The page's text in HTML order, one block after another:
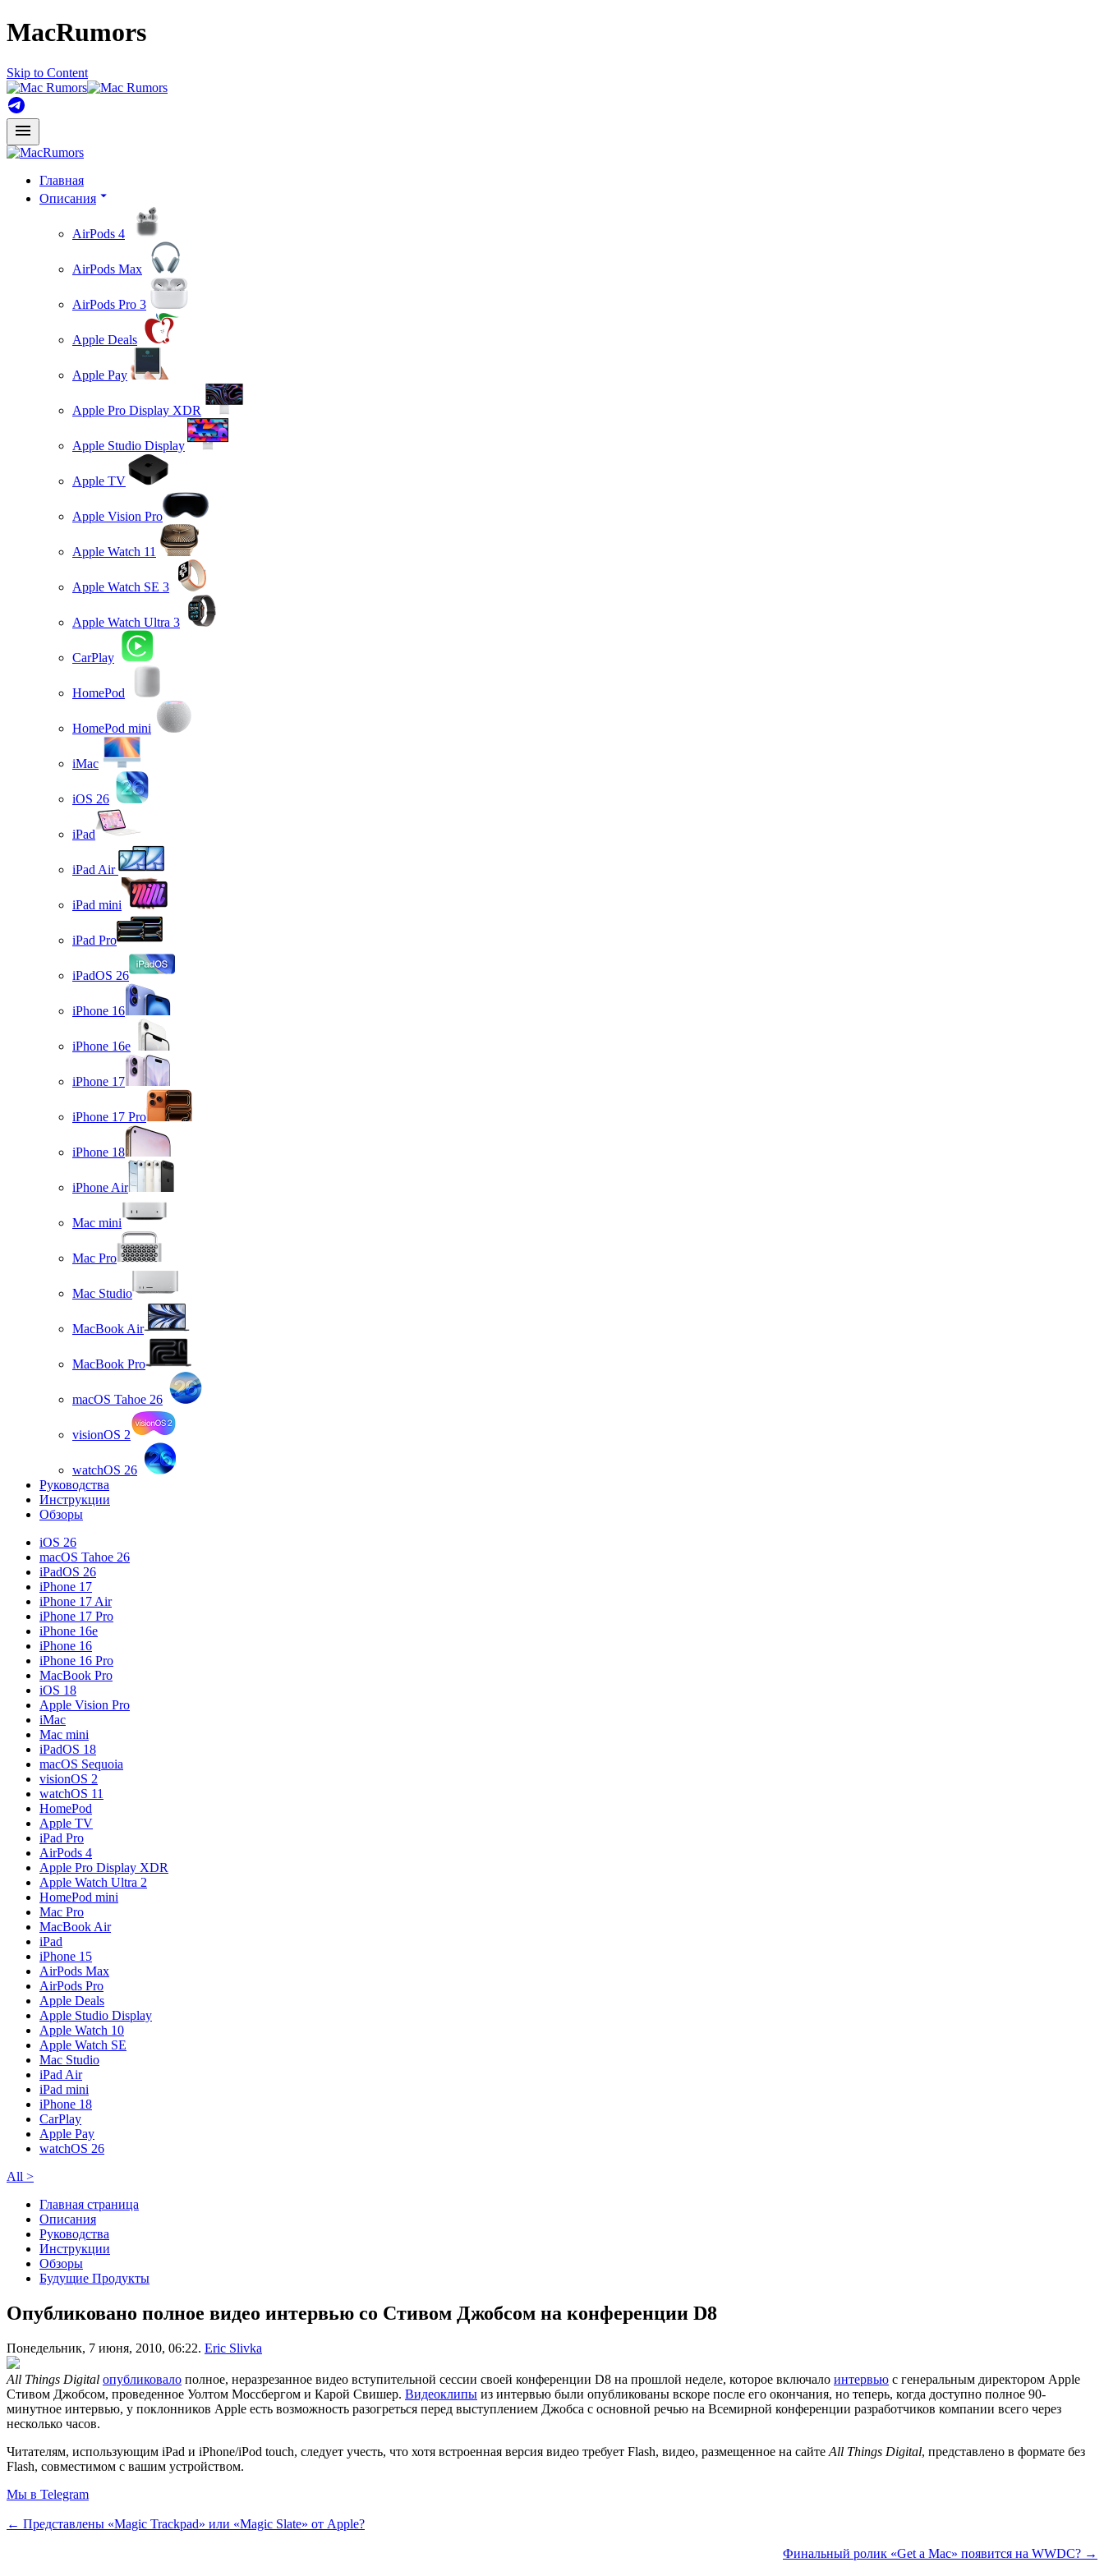
MacRumors
Skip to Content
Главная
Описания
AirPods 4
AirPods Max
AirPods Pro 3
Apple Deals
Apple Pay
Apple Pro Display XDR
Apple Studio Display
Apple TV
Apple Vision Pro
Apple Watch 11
Apple Watch SE 3
Apple Watch Ultra 3
CarPlay
HomePod
HomePod mini
iMac
iOS 26
iPad
iPad Air
iPad mini
iPad Pro
iPadOS 26
iPhone 16
iPhone 16e
iPhone 17
iPhone 17 Pro
iPhone 18
iPhone Air
Mac mini
Mac Pro
Mac Studio
MacBook Air
MacBook Pro
macOS Tahoe 26
visionOS 2
watchOS 26
Руководства
Инструкции
Обзоры
iOS 26
macOS Tahoe 26
iPadOS 26
iPhone 17
iPhone 17 Air
iPhone 17 Pro
iPhone 16e
iPhone 16
iPhone 16 Pro
MacBook Pro
iOS 18
Apple Vision Pro
iMac
Mac mini
iPadOS 18
macOS Sequoia
visionOS 2
watchOS 11
HomePod
Apple TV
iPad Pro
AirPods 4
Apple Pro Display XDR
Apple Watch Ultra 2
HomePod mini
Mac Pro
MacBook Air
iPad
iPhone 15
AirPods Max
AirPods Pro
Apple Deals
Apple Studio Display
Apple Watch 10
Apple Watch SE
Mac Studio
iPad Air
iPad mini
iPhone 18
CarPlay
Apple Pay
watchOS 26
All >
Главная страница
Описания
Руководства
Инструкции
Обзоры
Будущие Продукты
Опубликовано полное видео интервью со Стивом Джобсом на конференции D8
Понедельник, 7 июня, 2010, 06:22. Eric Slivka
All Things Digital опубликовало полное, неразрезанное видео вступительной сессии своей конференции D8 на прошлой неделе, которое включало интервью с генеральным директором Apple
Стивом Джобсом, проведенное Уолтом Моссбергом и Карой Свишер. Видеоклипы из интервью были опубликованы вскоре после его окончания, но теперь, когда доступно полное 90-
минутное интервью, у поклонников Apple есть возможность разогреться перед выступлением Джобса с основной речью на Всемирной конференции разработчиков компании всего через
несколько часов.
Читателям, использующим iPad и iPhone/iPod touch, следует учесть, что хотя встроенная версия видео требует Flash, видео, размещенное на сайте All Things Digital, представлено в формате без
Flash, совместимом с вашим устройством.
Мы в Telegram
← Представлены «Magic Trackpad» или «Magic Slate» от Apple?
Финальный ролик «Get a Mac» появится на WWDC? →